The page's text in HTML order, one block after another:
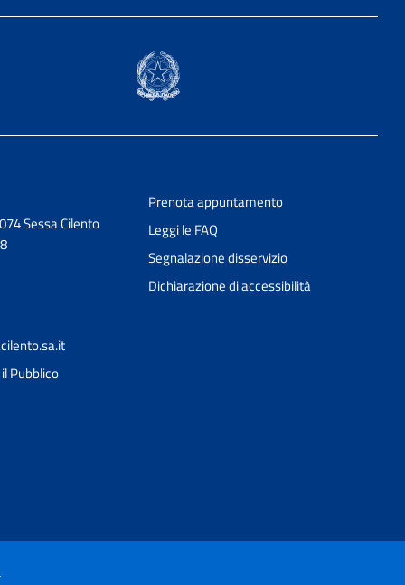
Sessa Cilento
Pubblico
Prenota appuntamento
Leggi le FAQ
Segnalazione disservizio
Dichiarazione di accessibilità